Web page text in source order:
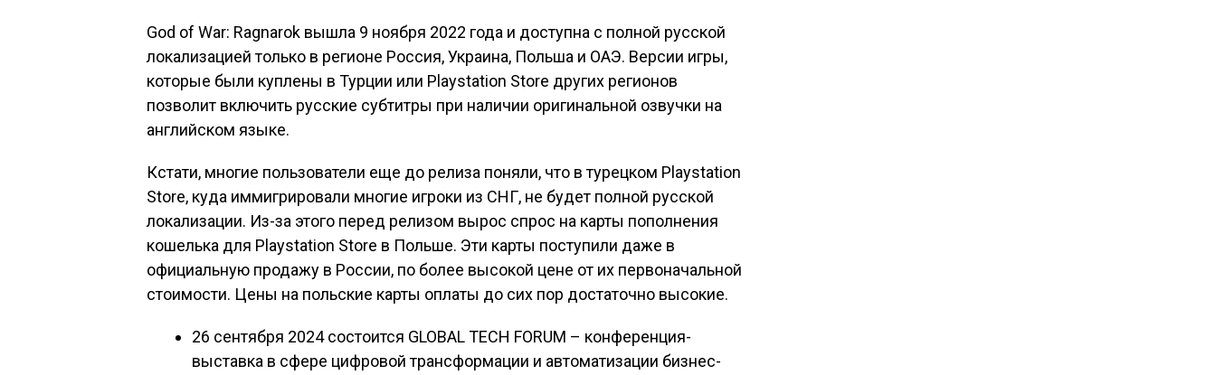
God of War: Ragnarok вышла 9 ноября 2022 года и доступна с полной русской
локализацией только в регионе Россия, Украина, Польша и ОАЭ. Версии игры,
которые были куплены в Турции или Playstation Store других регионов
позволит включить русские субтитры при наличии оригинальной озвучки на
английском языке.
Кстати, многие пользователи еще до релиза поняли, что в турецком Playstation
Store, куда иммигрировали многие игроки из СНГ, не будет полной русской
локализации. Из-за этого перед релизом вырос спрос на карты пополнения
кошелька для Playstation Store в Польше. Эти карты поступили даже в
официальную продажу в России, по более высокой цене от их первоначальной
стоимости. Цены на польские карты оплаты до сих пор достаточно высокие.
26 сентября 2024 состоится GLOBAL TECH FORUM – конференция-
выставка в сфере цифровой трансформации и автоматизации бизнес-